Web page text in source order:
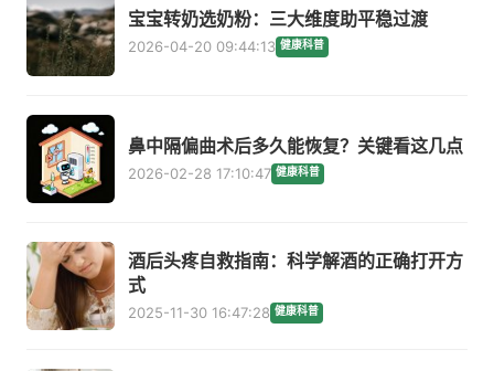
宝宝转奶选奶粉：三大维度助平稳过渡
2026-04-20 09:44:13 健康科普
鼻中隔偏曲术后多久能恢复？关键看这几点
2026-02-28 17:10:47 健康科普
酒后头疼自救指南：科学解酒的正确打开方
式
2025-11-30 16:47:28 健康科普